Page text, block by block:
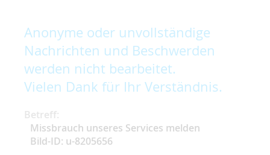
Anonyme oder unvollständige
Nachrichten und Beschwerden
werden nicht bearbeitet.
Vielen Dank für Ihr Verständnis.
Betreff:
Missbrauch unseres Services melden
Bild-ID: u-8205656